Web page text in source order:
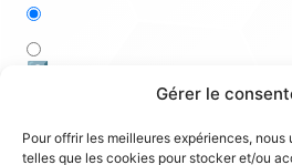
Gérer le
Pour offrir les meilleures expériences,
telles que les cookies pour stocker et/ou
3️⃣